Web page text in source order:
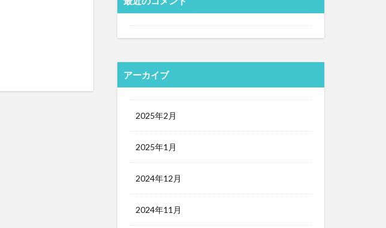
アーカイブ
2025年2月
2025年1月
2024年12月
2024年11月